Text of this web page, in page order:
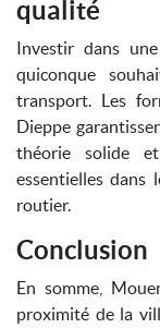
qualité
Investir dans
quiconque
transport. Les
Dieppe
théorie solide
essentielles dans
routier.
Conclusion
En somme,
proximité de la